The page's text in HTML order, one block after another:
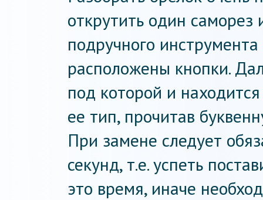
открутить один
подручного
расположены кнопки.
под которой и
ее тип, прочитав
При замене следует
секунд, т.е. успеть
это время, иначе